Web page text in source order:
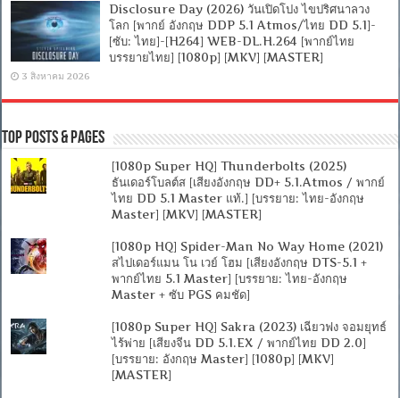
Disclosure Day (2026) วันเปิดโปง ไขปริศนาลวง
โลก [พากย์ อังกฤษ DDP 5.1 Atmos/ไทย DD 5.1]-
[ซับ: ไทย]-[H264] WEB-DL.H.264 [พากย์ไทย
บรรยายไทย] [1080p] [MKV] [MASTER]
3 สิงหาคม 2026
Top Posts & Pages
[1080p Super HQ] Thunderbolts (2025)
ธันเดอร์โบลต์ส [เสียงอังกฤษ DD+ 5.1.Atmos / พากย์
ไทย DD 5.1 Master แท้.] [บรรยาย: ไทย-อังกฤษ
Master] [MKV] [MASTER]
[1080p HQ] Spider-Man No Way Home (2021)
สไปเดอร์แมน โน เวย์ โฮม [เสียงอังกฤษ DTS-5.1 +
พากย์ไทย 5.1 Master] [บรรยาย: ไทย-อังกฤษ
Master + ซับ PGS คมชัด]
[1080p Super HQ] Sakra (2023) เฉียวฟง จอมยุทธ์
ไร้พ่าย [เสียงจีน DD 5.1.EX / พากย์ไทย DD 2.0]
[บรรยาย: อังกฤษ Master] [1080p] [MKV]
[MASTER]